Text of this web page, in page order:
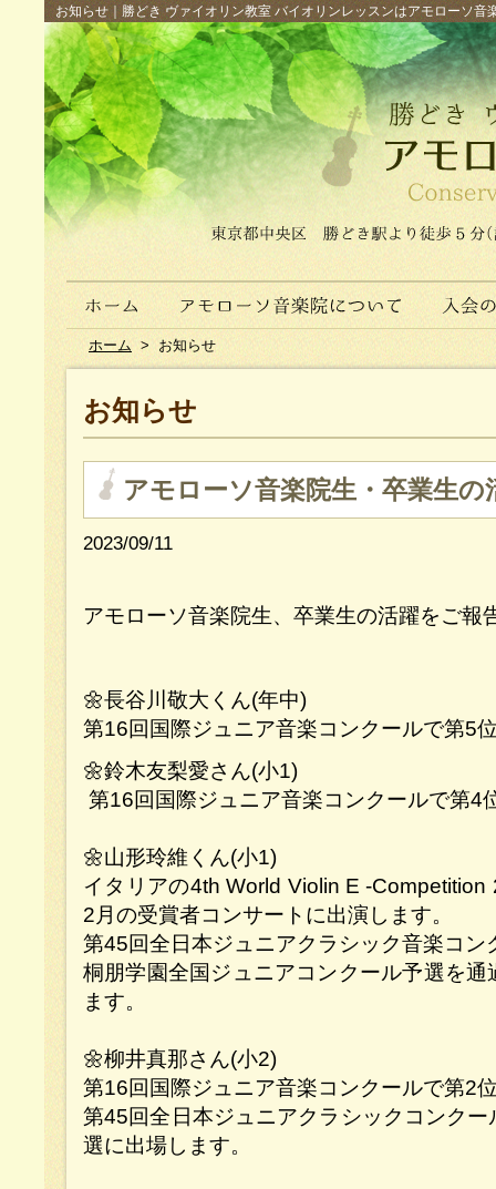
お知らせ｜勝どき ヴァイオリン教室 バイオリンレッスンはアモローソ
ホーム > お知らせ
お知らせ
アモローソ音楽院生・卒業生の
2023/09/11
アモローソ音楽院生、卒業生の活躍をご報
🌼長谷川敬大くん(年中)
第16回国際ジュニア音楽コンクールで第5
🌼鈴木友梨愛さん(小1)
第16回国際ジュニア音楽コンクールで第4
🌼山形玲維くん(小1)
イタリアの4th World Violin E -
2月の受賞者コンサートに出演します。
第45回全日本ジュニアクラシック音楽コン
桐朋学園全国ジュニアコンクール予選を
ます。
🌼柳井真那さん(小2)
第16回国際ジュニア音楽コンクールで第2
第45回全日本ジュニアクラシックコンク
選に出場します。